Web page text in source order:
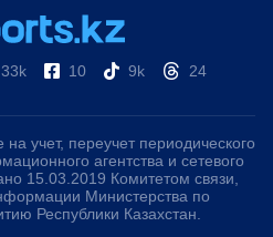
33k 10 9k 24
учет, переучет периодического
агентства и сетевого
15.03.2019 Комитетом связи,
Министерства по
Республики Казахстан.